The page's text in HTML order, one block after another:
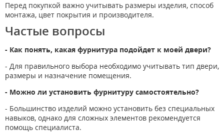
Перед покупкой важно учитывать размеры изделия, способ
монтажа, цвет покрытия и производителя.
Частые вопросы
- Как понять, какая фурнитура подойдет к моей двери?
- Для правильного выбора необходимо учитывать тип двери,
размеры и назначение помещения.
- Можно ли установить фурнитуру самостоятельно?
- Большинство изделий можно установить без специальных
навыков, однако для сложных элементов рекомендуется
помощь специалиста.